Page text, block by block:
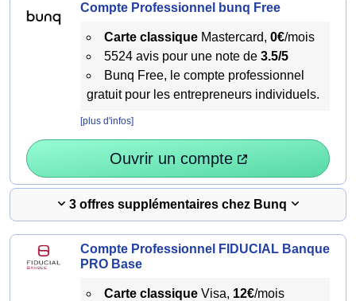
Compte Professionnel bunq Free
Carte classiqueMastercard, 0€/mois
5524 avis pour une note de 3.5/5
Bunq Free, le compte professionnel
gratuit pour les entrepreneurs individuels.
[plus d'infos]
Ouvrir un compte
3 offres supplémentaires chez Bunq
Compte Professionnel FIDUCIAL Banque
PRO Base
Carte classiqueVisa, 12€/mois